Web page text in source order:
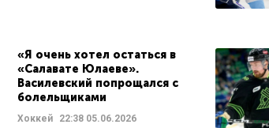
«Я очень хотел остаться в
«Салавате Юлаеве».
Василевский попрощался с
болельщиками
Хоккей 22:38 05.06.2026